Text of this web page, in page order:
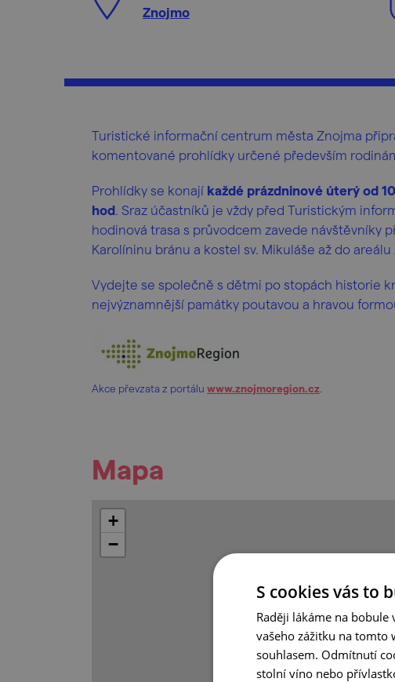
Znojmo
Turistické informační centrum města Znojma
komentované prohlídky určené především
Prohlídky se konají každé prázdninové úterý od
hod. Sraz účastníků je vždy před Turistickým
hodinová trasa s průvodcem zavede návštěvníky
Karolíninu bránu a kostel sv. Mikuláše až do
Vydejte se společně s dětmi po stopách historie
nejvýznamnější památky poutavou a hravou
Akce převzata z portálu www.znojmoregion.cz
Mapa
+
−
S cookies vás to
Raději lákáme na
vašeho zážitku na tomto
souhlasem. Odmítnutí
stolní víno nebo